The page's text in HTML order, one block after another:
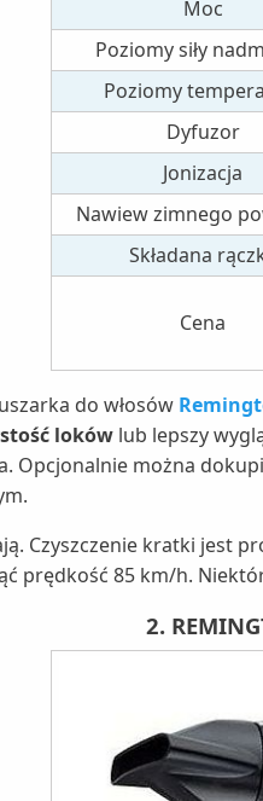
Moc
Poziomy siły
Poziomy
Dyfuzor
Jonizacja
Nawiew zimnego
Składana
Cena
do włosów
loków lub lepszy
Opcjonalnie można
Czyszczenie kratki jest
prędkość 85 km/h.
2.